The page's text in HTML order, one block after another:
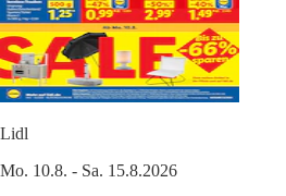
Lidl
Mo. 10.8. - Sa. 15.8.2026